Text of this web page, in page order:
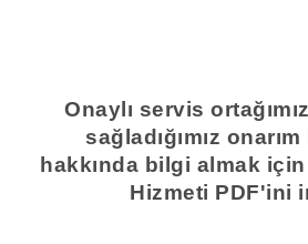
Onaylı servis
sağladığımız
hakkında bilgi almak
Hizmeti PDF'ini